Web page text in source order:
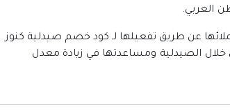
العربي.
عن طريق تفعيلها لـ كود خصم صيدلية كنوز
الصيدلية ومساعدتها في زيادة معدل